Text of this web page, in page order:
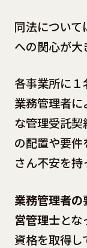
同法につい
への関心が大
各事業所に１
業務管理者
な管理受託契
の配置や要
さん不安を持
業務管理者
営管理士とな
資格を取得し